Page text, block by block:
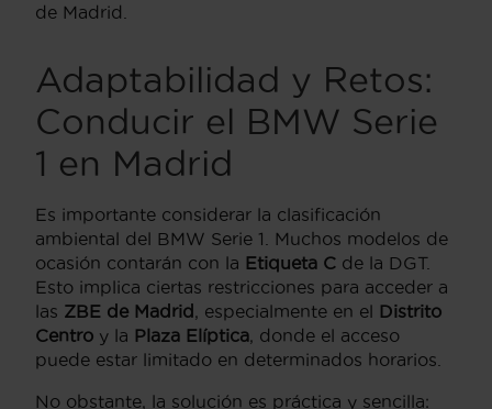
de Madrid.
Adaptabilidad y Retos:
Conducir el BMW Serie
1 en Madrid
Es importante considerar la clasificación
ambiental del BMW Serie 1. Muchos modelos de
ocasión contarán con la Etiqueta C de la DGT.
Esto implica ciertas restricciones para acceder a
las ZBE de Madrid , especialmente en el Distrito
Centro y la Plaza Elíptica , donde el acceso
puede estar limitado en determinados horarios.
No obstante, la solución es práctica y sencilla: